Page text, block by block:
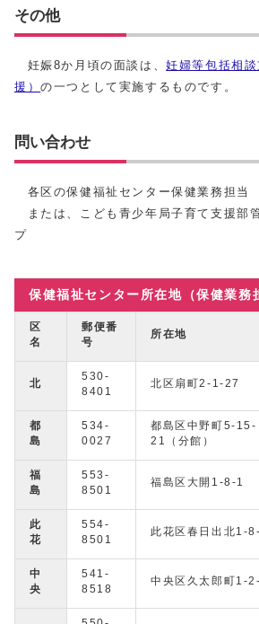
その他
妊娠8か月頃の面談は、妊婦等包括相
援）の一つとして実施するものです。
問い合わせ
各区の保健福祉センター保健業務担当
または、こども青少年局子育て支援部
プ
保健福祉センター所在地（保健業務
区
名
郵便番
号
所在地
北
530-
8401
北区扇町2-1-27
都
島
534-
0027
都島区中野町5-15-
21（分館）
福
島
553-
8501
福島区大開1-8-1
此
花
554-
8501
此花区春日出北1-
中
央
541-
8518
中央区久太郎町1-